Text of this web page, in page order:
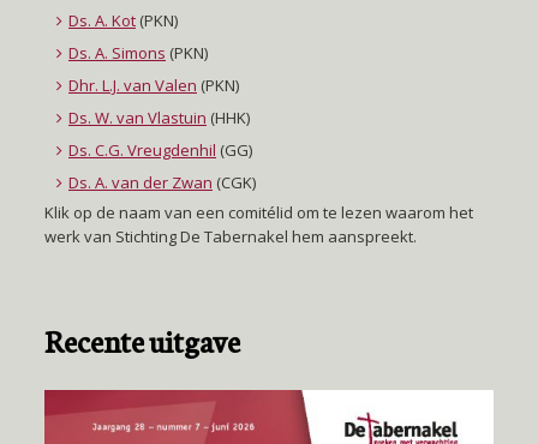
Ds. A. Kot (PKN)
Ds. A. Simons (PKN)
Dhr. L.J. van Valen (PKN)
Ds. W. van Vlastuin (HHK)
Ds. C.G. Vreugdenhil (GG)
Ds. A. van der Zwan (CGK)
Klik op de naam van een comitélid om te lezen waarom het
werk van Stichting De Tabernakel hem aanspreekt.
Recente uitgave